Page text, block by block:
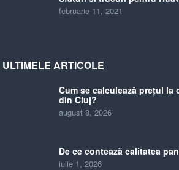
februarie 11, 2021
ULTIMELE ARTICOLE
Cum se calculează prețul la
din Cluj?
august 8, 2026
De ce contează calitatea
iulie 1, 2026